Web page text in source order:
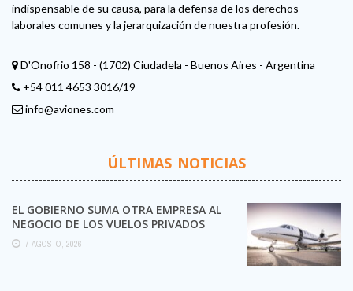
indispensable de su causa, para la defensa de los derechos
laborales comunes y la jerarquización de nuestra profesión.
D'Onofrio 158 - (1702) Ciudadela - Buenos Aires - Argentina
+54 011 4653 3016/19
info@aviones.com
ÚLTIMAS NOTICIAS
EL GOBIERNO SUMA OTRA EMPRESA AL
NEGOCIO DE LOS VUELOS PRIVADOS
7 AGOSTO, 2026